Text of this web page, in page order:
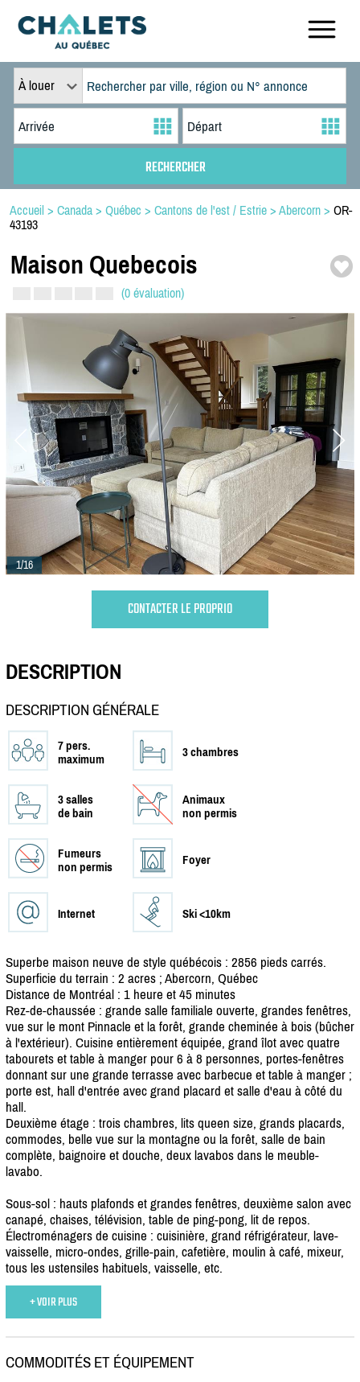
À louer
Accueil > Canada > Québec > Cantons de l'est / Estrie > Abercorn > OR-
43193
Maison Quebecois
(0 évaluation)
1/16
CONTACTER LE PROPRIO
DESCRIPTION
DESCRIPTION GÉNÉRALE
7 pers.
maximum
3 chambres
3 salles
de bain
Animaux
non permis
Fumeurs
non permis
Foyer
Internet Ski <10km
Superbe maison neuve de style québécois : 2856 pieds carrés.
Superficie du terrain : 2 acres ; Abercorn, Québec
Distance de Montréal : 1 heure et 45 minutes
Rez-de-chaussée : grande salle familiale ouverte, grandes fenêtres,
vue sur le mont Pinnacle et la forêt, grande cheminée à bois (bûcher
à l'extérieur). Cuisine entièrement équipée, grand îlot avec quatre
tabourets et table à manger pour 6 à 8 personnes, portes-fenêtres
donnant sur une grande terrasse avec barbecue et table à manger ;
porte est, hall d'entrée avec grand placard et salle d'eau à côté du
hall.
Deuxième étage : trois chambres, lits queen size, grands placards,
commodes, belle vue sur la montagne ou la forêt, salle de bain
complète, baignoire et douche, deux lavabos dans le meuble-
lavabo.
Sous-sol : hauts plafonds et grandes fenêtres, deuxième salon avec
canapé, chaises, télévision, table de ping-pong, lit de repos.
Électroménagers de cuisine : cuisinière, grand réfrigérateur, lave-
vaisselle, micro-ondes, grille-pain, cafetière, moulin à café, mixeur,
tous les ustensiles habituels, vaisselle, etc.
+ VOIR PLUS
COMMODITÉS ET ÉQUIPEMENT